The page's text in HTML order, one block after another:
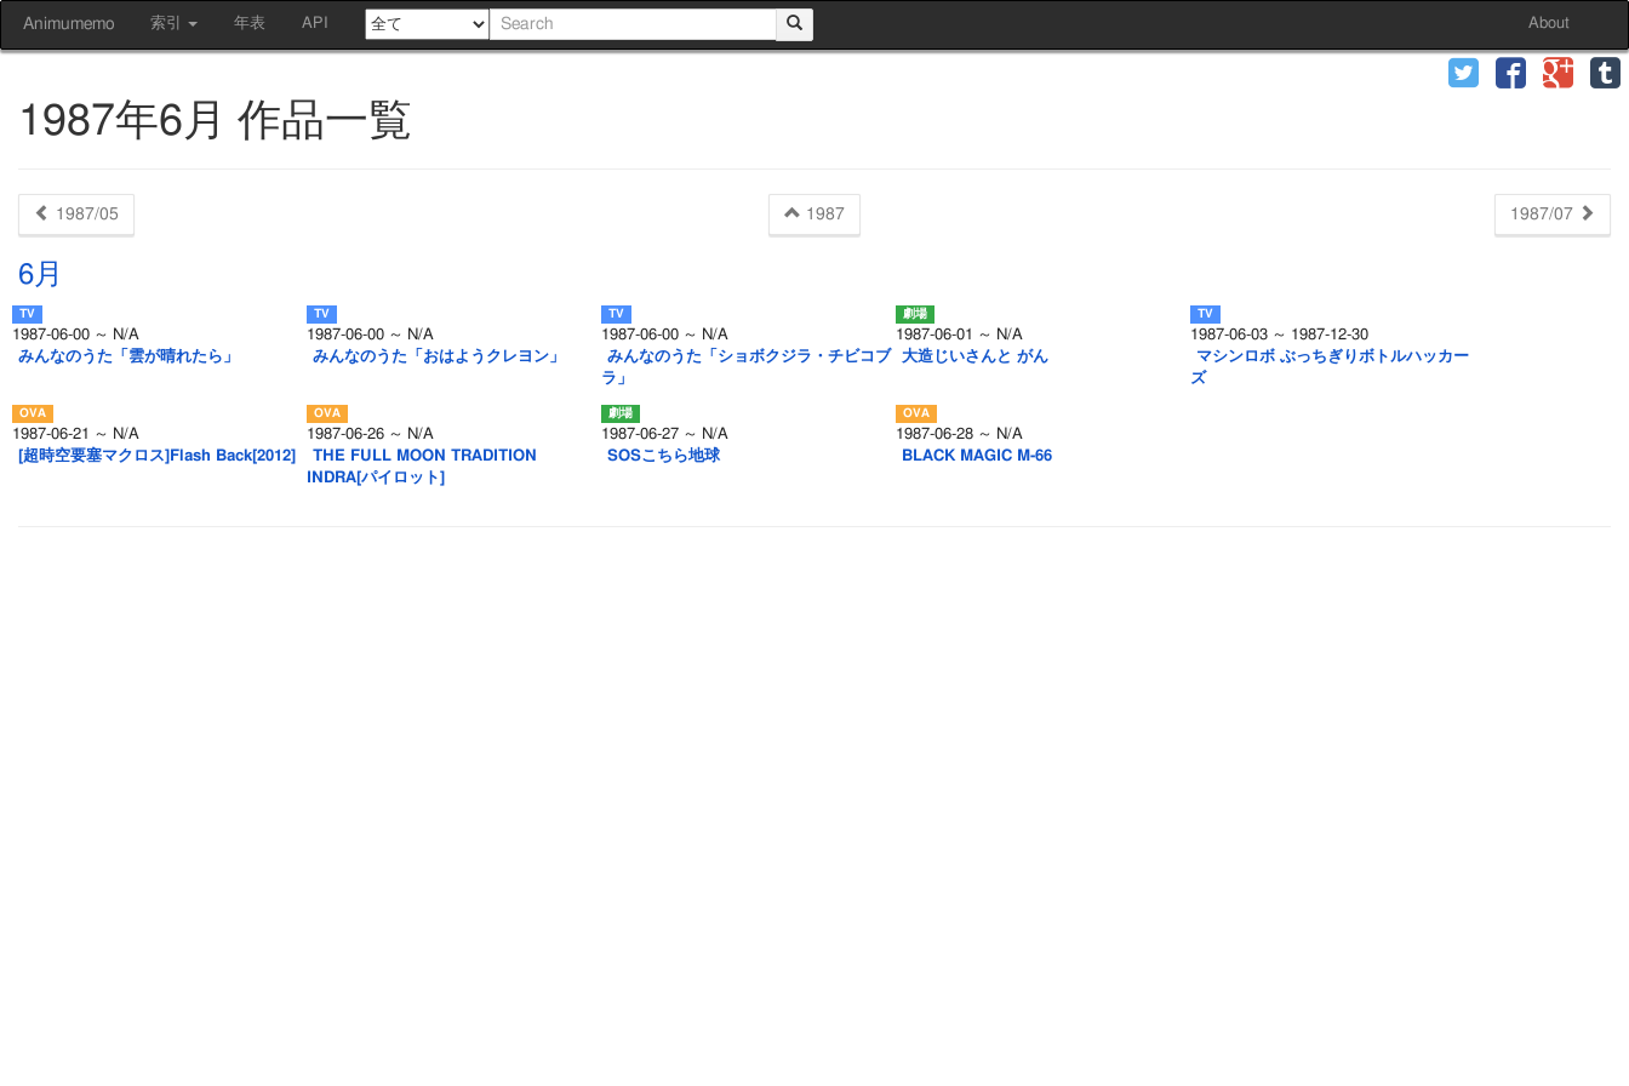
Animumemo 索引 年表 API About
1987年6月 作品一覧
1987/05 1987 1987/07
6月
1987-06-00 ～ N/A
みんなのうた「雲が晴れたら」
1987-06-00 ～ N/A
みんなのうた「おはようクレヨン」
1987-06-00 ～ N/A
みんなのうた「ショボクジラ・チビコブ
ラ」
1987-06-01 ～ N/A
大造じいさんと がん
1987-06-03 ～ 1987-12-30
マシンロボ ぶっちぎりボトルハッカー
ズ
1987-06-21 ～ N/A
[超時空要塞マクロス]Flash Back[2012]
1987-06-26 ～ N/A
THE FULL MOON TRADITION
INDRA[パイロット]
1987-06-27 ～ N/A
SOSこちら地球
1987-06-28 ～ N/A
BLACK MAGIC M-66